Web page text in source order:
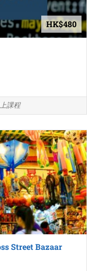
HK$480
課程
Street Bazaar